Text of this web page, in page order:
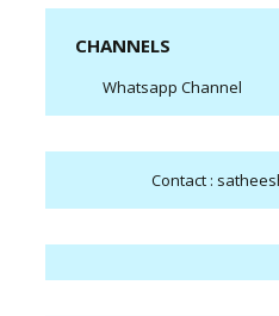
CHANNELS
Whatsapp Channel
Contact :